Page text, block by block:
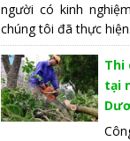
người có kinh
chúng tôi đã thực
Thi
tại